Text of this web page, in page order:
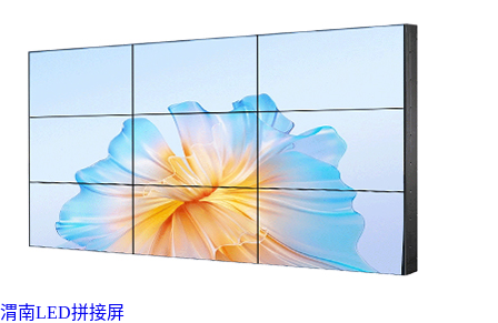
渭南LED拼接屏